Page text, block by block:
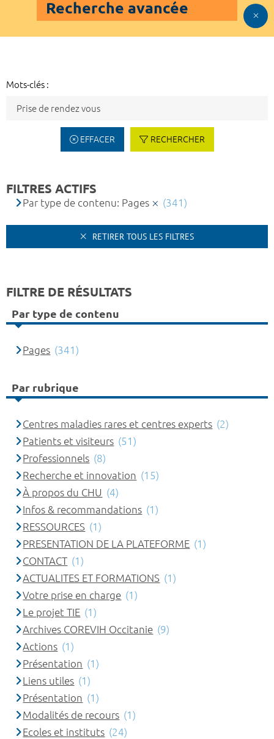
Recherche avancée
Mots-clés :
EFFACER RECHERCHER
FILTRES ACTIFS
Par type de contenu: Pages (341)
RETIRER TOUS LES FILTRES
FILTRE DE RÉSULTATS
Par type de contenu
Pages (341)
Par rubrique
Centres maladies rares et centres experts (2)
Patients et visiteurs (51)
Professionnels (8)
Recherche et innovation (15)
À propos du CHU (4)
Infos & recommandations (1)
RESSOURCES (1)
PRESENTATION DE LA PLATEFORME (1)
CONTACT (1)
ACTUALITES ET FORMATIONS (1)
Votre prise en charge (1)
Le projet TIE (1)
Archives COREVIH Occitanie (9)
Actions (1)
Présentation (1)
Liens utiles (1)
Présentation (1)
Modalités de recours (1)
Ecoles et instituts (24)